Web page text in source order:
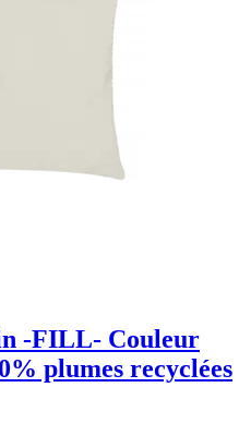
-FILL- Couleur
plumes recyclées